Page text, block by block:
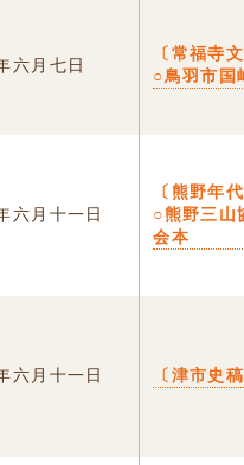
六月七日
〔常福寺
○鳥羽市国
六月十一日
〔熊野年
○熊野三山
会本
六月十一日 〔津市史